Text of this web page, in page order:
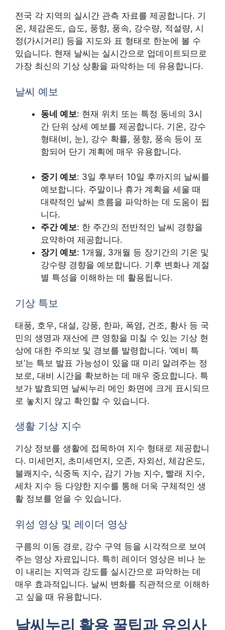
전국 각 지역의 실시간 관측 자료를 제공합니다. 기
온, 체감온도, 습도, 풍향, 풍속, 강수량, 적설량, 시
정(가시거리) 등을 지도와 표 형태로 한눈에 볼 수
있습니다. 현재 날씨는 실시간으로 업데이트되므로
가장 최신의 기상 상황을 파악하는 데 유용합니다.
날씨 예보
동네 예보: 현재 위치 또는 특정 동네의 3시
간 단위 상세 예보를 제공합니다. 기온, 강수
형태(비, 눈), 강수 확률, 풍향, 풍속 등이 포
함되어 단기 계획에 매우 유용합니다.
중기 예보: 3일 후부터 10일 후까지의 날씨를
예보합니다. 주말이나 휴가 계획을 세울 때
대략적인 날씨 흐름을 파악하는 데 도움이 됩
니다.
주간 예보: 한 주간의 전반적인 날씨 경향을
요약하여 제공합니다.
장기 예보: 1개월, 3개월 등 장기간의 기온 및
강수량 경향을 예보합니다. 기후 변화나 계절
별 특성을 이해하는 데 활용됩니다.
기상 특보
태풍, 호우, 대설, 강풍, 한파, 폭염, 건조, 황사 등 국
민의 생명과 재산에 큰 영향을 미칠 수 있는 기상 현
상에 대한 주의보 및 경보를 발령합니다. ‘예비 특
보’는 특보 발표 가능성이 있을 때 미리 알려주는 정
보로, 대비 시간을 확보하는 데 매우 중요합니다. 특
보가 발효되면 날씨누리 메인 화면에 크게 표시되므
로 놓치지 않고 확인할 수 있습니다.
생활 기상 지수
기상 정보를 생활에 접목하여 지수 형태로 제공합니
다. 미세먼지, 초미세먼지, 오존, 자외선, 체감온도,
불쾌지수, 식중독 지수, 감기 가능 지수, 빨래 지수,
세차 지수 등 다양한 지수를 통해 더욱 구체적인 생
활 정보를 얻을 수 있습니다.
위성 영상 및 레이더 영상
구름의 이동 경로, 강수 구역 등을 시각적으로 보여
주는 영상 자료입니다. 특히 레이더 영상은 비나 눈
이 내리는 지역과 강도를 실시간으로 파악하는 데
매우 효과적입니다. 날씨 변화를 직관적으로 이해하
고 싶을 때 유용합니다.
날씨누리 활용 꿀팁과 유의사